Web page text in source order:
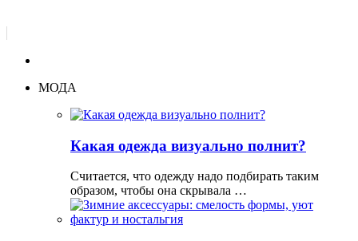
МОДА
Какая одежда визуально полнит?
Считается, что одежду надо подбирать таким
образом, чтобы она скрывала …